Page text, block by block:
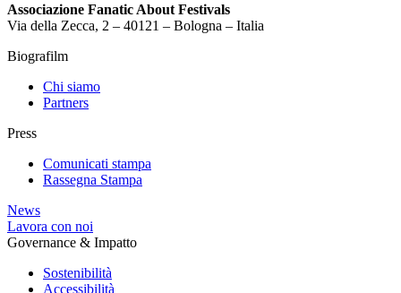
Associazione Fanatic About Festivals
Via della Zecca, 2 – 40121 – Bologna – Italia
Biografilm
Chi siamo
Partners
Press
Comunicati stampa
Rassegna Stampa
News
Lavora con noi
Governance & Impatto
Sostenibilità
Accessibilità